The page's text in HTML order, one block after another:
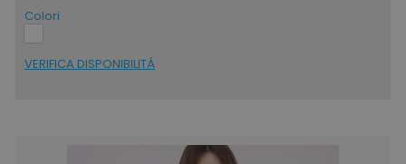
Colori
VERIFICA DISPONIBILITÁ